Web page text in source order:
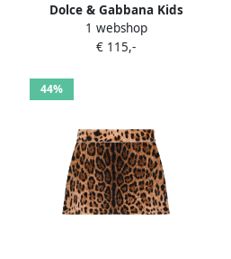
Dolce & Gabbana Kids
Haarband met bloe print
Blauw
1 webshop
€ 115,-
44%